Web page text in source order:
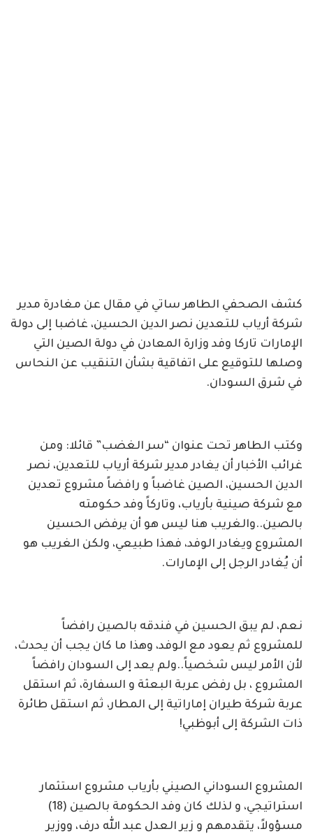
كشف الصحفي الطاهر ساتي في مقال عن مغادرة مدير
شركة أرياب للتعدين نصر الدين الحسين، غاضبا إلى دولة
الإمارات تاركا وفد وزارة المعادن في دولة الصين التي
وصلها للتوقيع على اتفاقية بشأن التنقيب عن النحاس
في شرق السودان.
وكتب الطاهر تحت عنوان “سر الغضب” قائلا: ومن
غرائب الأخبار أن يغادر مدير شركة أرياب للتعدين، نصر
الدين الحسين، الصين غاضباً و رافضاً مشروع تعدين
مع شركة صينية بأرياب، وتاركاً وفد حكومته
بالصين..والغريب هنا ليس هو أن يرفض الحسين
المشروع ويغادر الوفد، فهذا طبيعي، ولكن الغريب هو
أن يُغادر الرجل إلى الإمارات.
نعم، لم يبق الحسين في فندقه بالصين رافضاً
للمشروع ثم يعود مع الوفد، وهذا ما كان يجب أن يحدث،
لأن الأمر ليس شخصياً..ولم يعد إلى السودان رافضاً
المشروع ، بل رفض عربة البعثة و السفارة، ثم استقل
عربة شركة طيران إماراتية إلى المطار، ثم استقل طائرة
ذات الشركة إلى أبوظبي!
المشروع السوداني الصيني بأرياب مشروع استثمار
استراتيجي، و لذلك كان وفد الحكومة بالصين (18)
مسؤولاً، يتقدمهم و زير العدل عبد الله درف، ووزير